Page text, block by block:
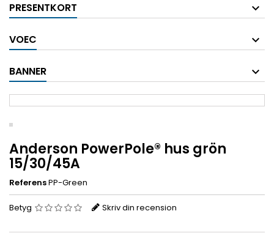
PRESENTKORT
VOEC
BANNER
Anderson PowerPole® hus grön
15/30/45A
ReferensPP-Green
Betyg Skriv din recension